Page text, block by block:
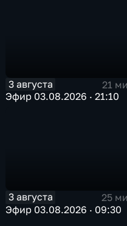
3 августа
21
Эфир 03.08.2026 · 21:10
3 августа
25
Эфир 03.08.2026 · 09:30